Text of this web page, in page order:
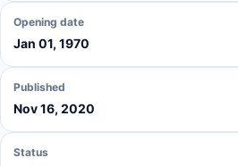
Opening date
Jan 01, 1970
Published
Nov 16, 2020
Status